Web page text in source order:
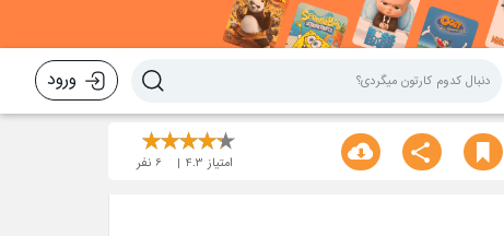
ورود
امتیاز 4.3
6نفر